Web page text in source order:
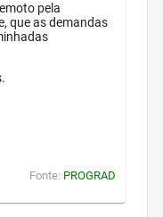
pela
que as demandas
Fonte: PROGRAD